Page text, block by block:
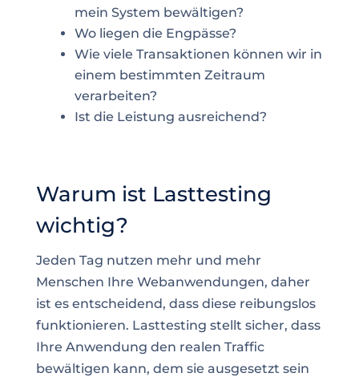
mein System bewältigen?
Wo liegen die Engpässe?
Wie viele Transaktionen können wir in
einem bestimmten Zeitraum
verarbeiten?
Ist die Leistung ausreichend?
Warum ist Lasttesting
wichtig?
Jeden Tag nutzen mehr und mehr
Menschen Ihre Webanwendungen, daher
ist es entscheidend, dass diese reibungslos
funktionieren. Lasttesting stellt sicher, dass
Ihre Anwendung den realen Traffic
bewältigen kann, dem sie ausgesetzt sein